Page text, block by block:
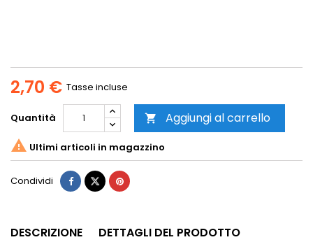
2,70 € Tasse incluse
Quantità  Aggiungi al carrello
 Ultimi articoli in magazzino
Condividi
DESCRIZIONE DETTAGLI DEL PRODOTTO